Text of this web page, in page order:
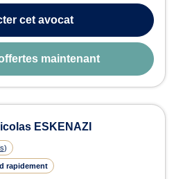
criminelles, titulaire d'un
cet avocat
maintenant
ESKENAZI
)
rapidement